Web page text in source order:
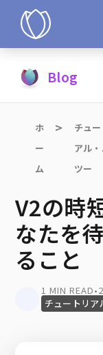
Blog
ホ
ー
ム
チュー
アル
ツー
V2の時
なたを
ること
1 MIN READ•
チュートリア